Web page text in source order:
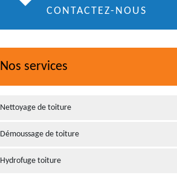
CONTACTEZ-NOUS
Nos services
Nettoyage de toiture
Démoussage de toiture
Hydrofuge toiture